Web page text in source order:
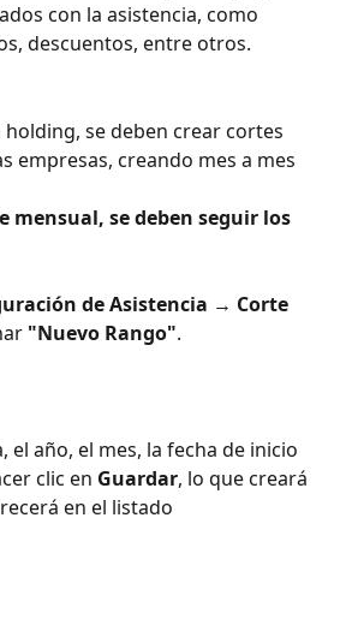
con la asistencia, como
descuentos, entre otros.
holding, se deben crear cortes
empresas, creando mes a mes
mensual, se deben seguir los
de Asistencia → Corte
"Nuevo Rango".
el año, el mes, la fecha de inicio
clic en Guardar, lo que creará
en el listado